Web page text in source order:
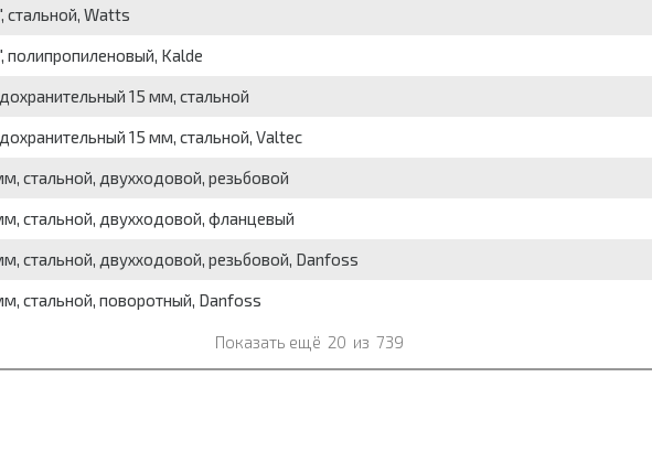
стальной, Watts
Kalde
15 мм, стальной
15 мм, стальной, Valtec
стальной, двухходовой, резьбовой
стальной, двухходовой, фланцевый
стальной, двухходовой, резьбовой, Danfoss
стальной, поворотный, Danfoss
Показать ещё 20 из 739